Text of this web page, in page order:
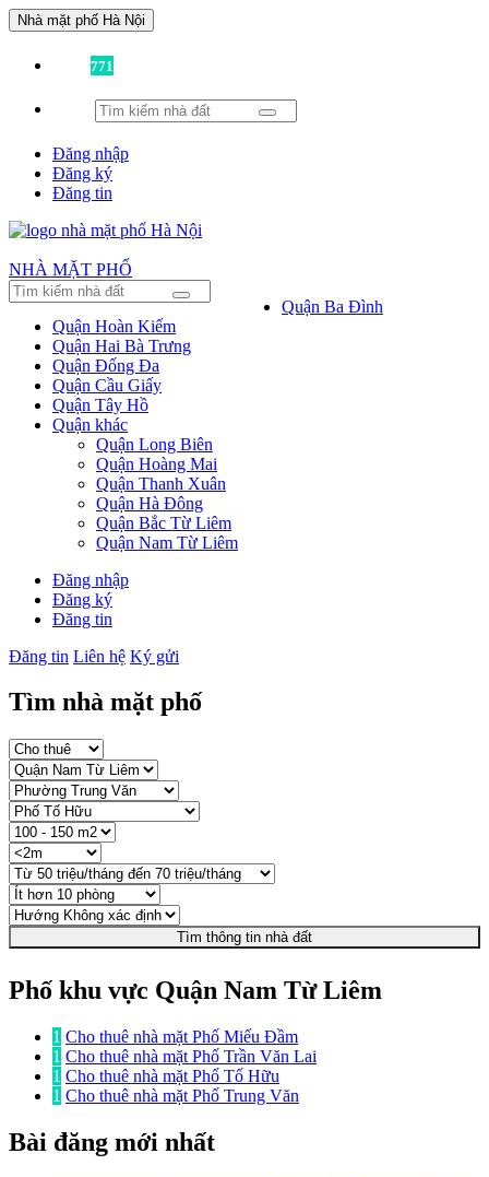
Nhà mặt phố Hà Nội
771
Đăng nhập
Đăng ký
Đăng tin
NHÀ MẶT PHỐ
Quận Ba Đình
Quận Hoàn Kiếm
Quận Hai Bà Trưng
Quận Đống Đa
Quận Cầu Giấy
Quận Tây Hồ
Quận khác
Quận Long Biên
Quận Hoàng Mai
Quận Thanh Xuân
Quận Hà Đông
Quận Bắc Từ Liêm
Quận Nam Từ Liêm
Đăng nhập
Đăng ký
Đăng tin
Đăng tin Liên hệ Ký gửi
Tìm nhà mặt phố
Tìm thông tin nhà đất
Phố khu vực Quận Nam Từ Liêm
1 Cho thuê nhà mặt Phố Miếu Đầm
1 Cho thuê nhà mặt Phố Trần Văn Lai
1 Cho thuê nhà mặt Phố Tố Hữu
1 Cho thuê nhà mặt Phố Trung Văn
Bài đăng mới nhất